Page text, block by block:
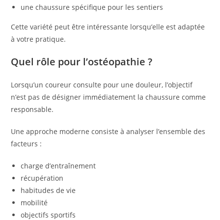
une chaussure spécifique pour les sentiers
Cette variété peut être intéressante lorsqu’elle est adaptée
à votre pratique.
Quel rôle pour l’ostéopathie ?
Lorsqu’un coureur consulte pour une douleur, l’objectif
n’est pas de désigner immédiatement la chaussure comme
responsable.
Une approche moderne consiste à analyser l’ensemble des
facteurs :
charge d’entraînement
récupération
habitudes de vie
mobilité
objectifs sportifs